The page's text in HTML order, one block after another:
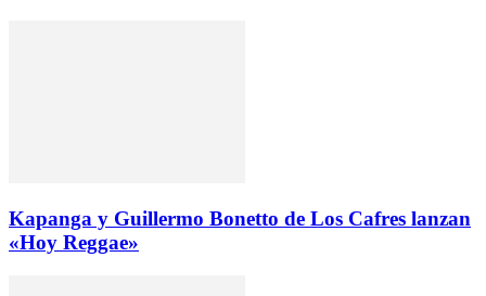
Kapanga y Guillermo Bonetto de Los Cafres lanzan
«Hoy Reggae»